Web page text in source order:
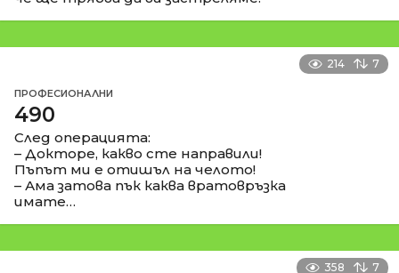
214 7
ПРОФЕСИОНАЛНИ
490
След операцията:
– Докторе, какво сте направили!
Пъпът ми е отишъл на челото!
– Ама затова пък каква вратовръзка
имате…
358 7